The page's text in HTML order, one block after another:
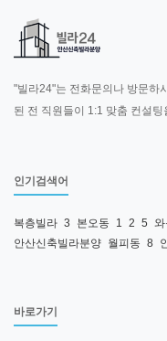
"빌라24"는 전화문의나 방문하
된 전 직원들이 1:1 맞춤 컨설
인기검색어
복층빌라 3 본오동 1 2 5 와
안산신축빌라분양 월피동 8
바로가기